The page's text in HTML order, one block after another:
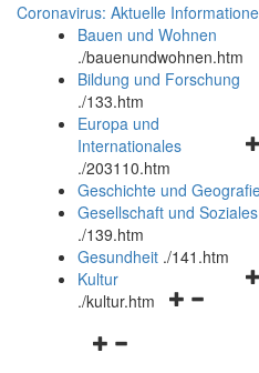
Coronavirus: Aktuelle
Bauen und Wohnen
./bauenundwohnen.htm
Bildung und Forschung
./133.htm
Europa und
Internationales
./203110.htm
Geschichte und
Gesellschaft und Soziales
./139.htm
Gesundheit ./141.htm
Kultur
./kultur.htm
Navigationsmenü